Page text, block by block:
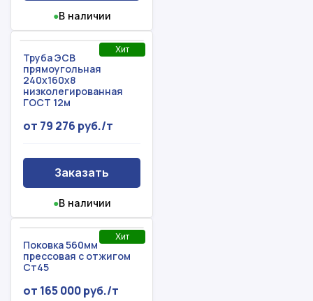
●В наличии
Хит
Труба ЭСВ
прямоугольная
240x160x8
низколегированная
ГОСТ 12м
от 79 276 руб./т
Заказать
●В наличии
Хит
Поковка 560мм
прессовая с отжигом
Ст45
от 165 000 руб./т